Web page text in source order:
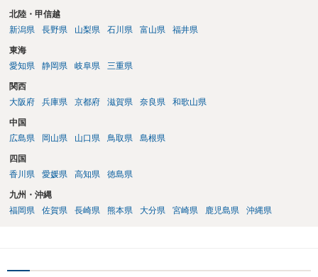
北陸・甲信越
新潟県
長野県 山梨県 石川県 富山県 福井県
東海
愛知県
静岡県 岐阜県 三重県
関西
大阪府
兵庫県 京都府 滋賀県 奈良県 和歌山県
中国
広島県
岡山県 山口県 鳥取県 島根県
四国
香川県
愛媛県 高知県 徳島県
九州・沖縄
福岡県
佐賀県 長崎県 熊本県 大分県 宮崎県 鹿児島県 沖縄県